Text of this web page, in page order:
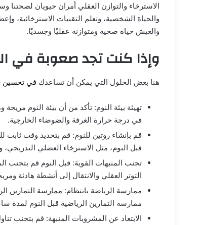
الاسترخاء والتوازن العقلي أمران حيويان لصحتنا
والحياة الشخصية، وتعلم التقنيات الاسترخائية،
والعيش حياة صحية ومتوازنة عقليًا وجسديًا.
وإذا كنت تجد صعوبة في
هنا بعض الحلول التي يمكن أن تساعدك في تحسين
تهيئة بيئة النوم: تأكد من أن بيئة النوم
في درجة حرارة الغرفة والضوضاء الخارجية.
قم بإنشاء روتين للنوم: قم بتحديد وقت
قبل النوم، مثل الاسترخاء العضلي
تجنب المنبهات القوية: قبل النوم قم بتجنب
التوتر العقلي والانتقال إلى أنشطة هادئة
ممارسة الرياضة بانتظام: ممارسة التمارين
ممارسة التمارين الرياضية قبل النوم لمدة
الابتعاد عن المشروبات المنبهة: قم بتجنب